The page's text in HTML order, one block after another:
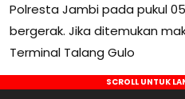
Polresta Jambi pada pukul
bergerak. Jika ditemukan
Terminal Talang Gulo